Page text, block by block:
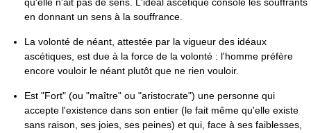
qu'elle n'ait pas de sens. L'idéal ascétique console les souffrants
en donnant un sens à la souffrance.
La volonté de néant, attestée par la vigueur des idéaux
ascétiques, est due à la force de la volonté : l'homme préfère
encore vouloir le néant plutôt que ne rien vouloir.
Est "Fort" (ou "maître" ou "aristocrate") une personne qui
accepte l'existence dans son entier (le fait même qu'elle existe
sans raison, ses joies, ses peines) et qui, face à ses faiblesses,